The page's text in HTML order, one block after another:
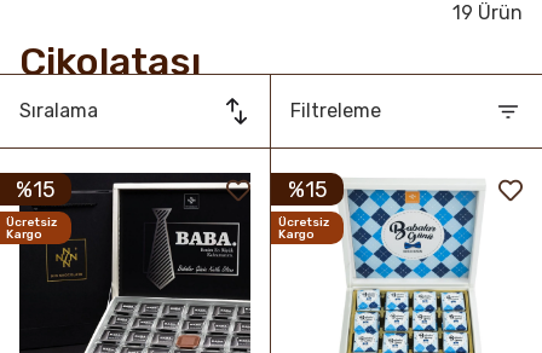
Çikolatası
19 Ürün
Filtreleme
Sıralama
%15
Ücretsiz
Kargo
%15
Ücretsiz
Kargo